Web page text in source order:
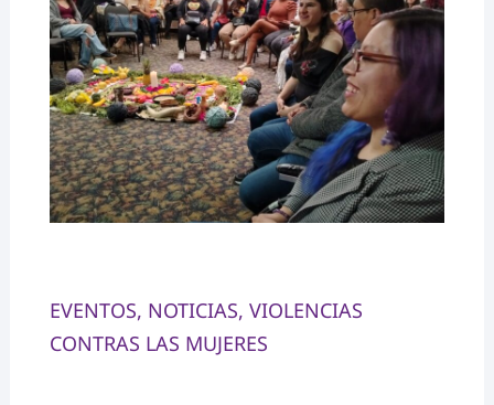
EVENTOS, NOTICIAS, VIOLENCIAS
CONTRAS LAS MUJERES